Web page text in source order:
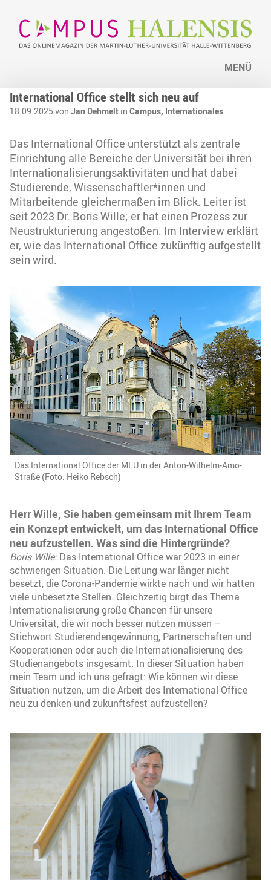
MENÜ
International Office stellt sich neu auf
18.09.2025 von Jan Dehmelt in Campus, Internationales
Das International Office unterstützt als zentrale
Einrichtung alle Bereiche der Universität bei ihren
Internationalisierungsaktivitäten und hat dabei
Studierende, Wissenschaftler*innen und
Mitarbeitende gleichermaßen im Blick. Leiter ist
seit 2023 Dr. Boris Wille; er hat einen Prozess zur
Neustrukturierung angestoßen. Im Interview erklärt
er, wie das International Office zukünftig aufgestellt
sein wird.
Das International Office der MLU in der Anton-Wilhelm-Amo-
Straße (Foto: Heiko Rebsch)
Herr Wille, Sie haben gemeinsam mit Ihrem Team
ein Konzept entwickelt, um das International Office
neu aufzustellen. Was sind die Hintergründe?
Boris Wille:Das International Office war 2023 in einer
schwierigen Situation. Die Leitung war länger nicht
besetzt, die Corona-Pandemie wirkte nach und wir hatten
viele unbesetzte Stellen. Gleichzeitig birgt das Thema
Internationalisierung große Chancen für unsere
Universität, die wir noch besser nutzen müssen –
Stichwort Studierendengewinnung, Partnerschaften und
Kooperationen oder auch die Internationalisierung des
Studienangebots insgesamt. In dieser Situation haben
mein Team und ich uns gefragt: Wie können wir diese
Situation nutzen, um die Arbeit des International Office
neu zu denken und zukunftsfest aufzustellen?